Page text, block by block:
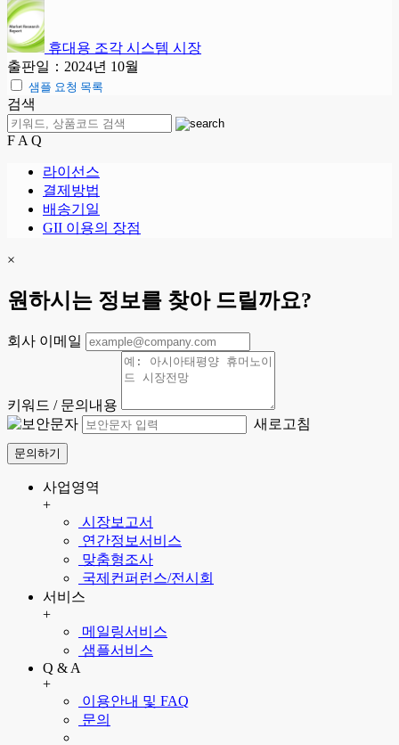
휴대용 조각 시스템 시장
출판일：2024년 10월
샘플 요청 목록
검색
F A Q
라이선스
결제방법
배송기일
GII 이용의 장점
×
원하시는 정보를 찾아 드릴까요?
회사 이메일
키워드 / 문의내용
새로고침
문의하기
사업영역
+
시장보고서
연간정보서비스
맞춤형조사
국제컨퍼런스/전시회
서비스
+
메일링서비스
샘플서비스
Q & A
+
이용안내 및 FAQ
문의